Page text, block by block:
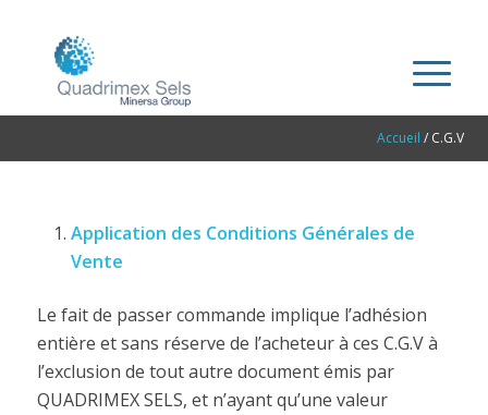
Accueil / C.G.V
Application des Conditions Générales de
Vente
Le fait de passer commande implique l’adhésion
entière et sans réserve de l’acheteur à ces C.G.V à
l’exclusion de tout autre document émis par
QUADRIMEX SELS, et n’ayant qu’une valeur